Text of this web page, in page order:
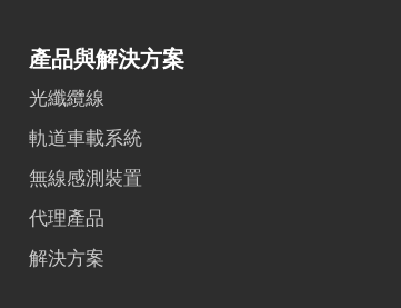
產品與解決方案
光纖纜線
軌道車載系統
無線感測裝置
代理產品
解決方案